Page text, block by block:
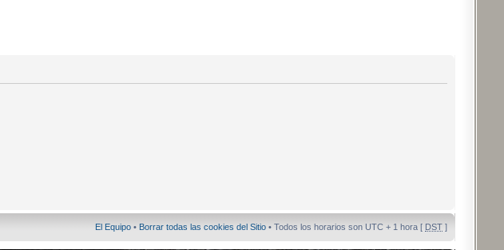
El Equipo • Borrar todas las cookies del Sitio • Todos los horarios son UTC + 1 hora [ DST ]